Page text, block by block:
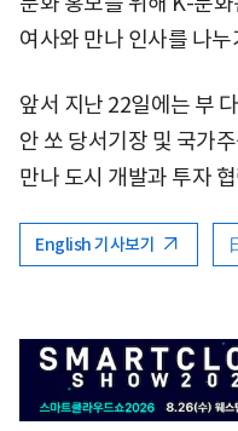
여사와 만나 인사를 나누
앞서 지난 22일에는 부
안 쏘 당서기장 및 국가
만나 도시 개발과 투자
English 기사보기